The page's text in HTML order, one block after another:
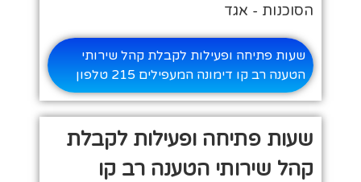
הסוכנות - אגד
שעות פתיחה ופעילות לקבלת קהל שירותי
הטענה רב קו דימונה המעפילים 215 טלפון
שעות פתיחה ופעילות לקבלת
קהל שירותי הטענה רב קו